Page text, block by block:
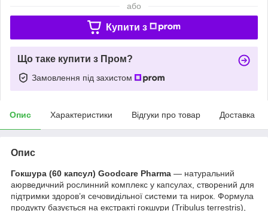
або
Купити з
Що таке купити з Пром?
Замовлення під захистом
Опис Характеристики Відгуки про товар Доставка
Опис
Гокшура (60 капсул) Goodcare Pharma — натуральний
аюрведичний рослинний комплекс у капсулах, створений для
підтримки здоров’я сечовидільної системи та нирок. Формула
продукту базується на екстракті гокшури (Tribulus terrestris),